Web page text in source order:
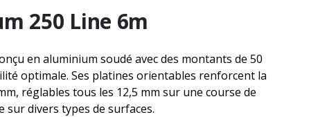
250 Line 6m
en aluminium soudé avec des montants de 50
optimale. Ses platines orientables renforcent la
réglables tous les 12,5 mm sur une course de
sur divers types de surfaces.